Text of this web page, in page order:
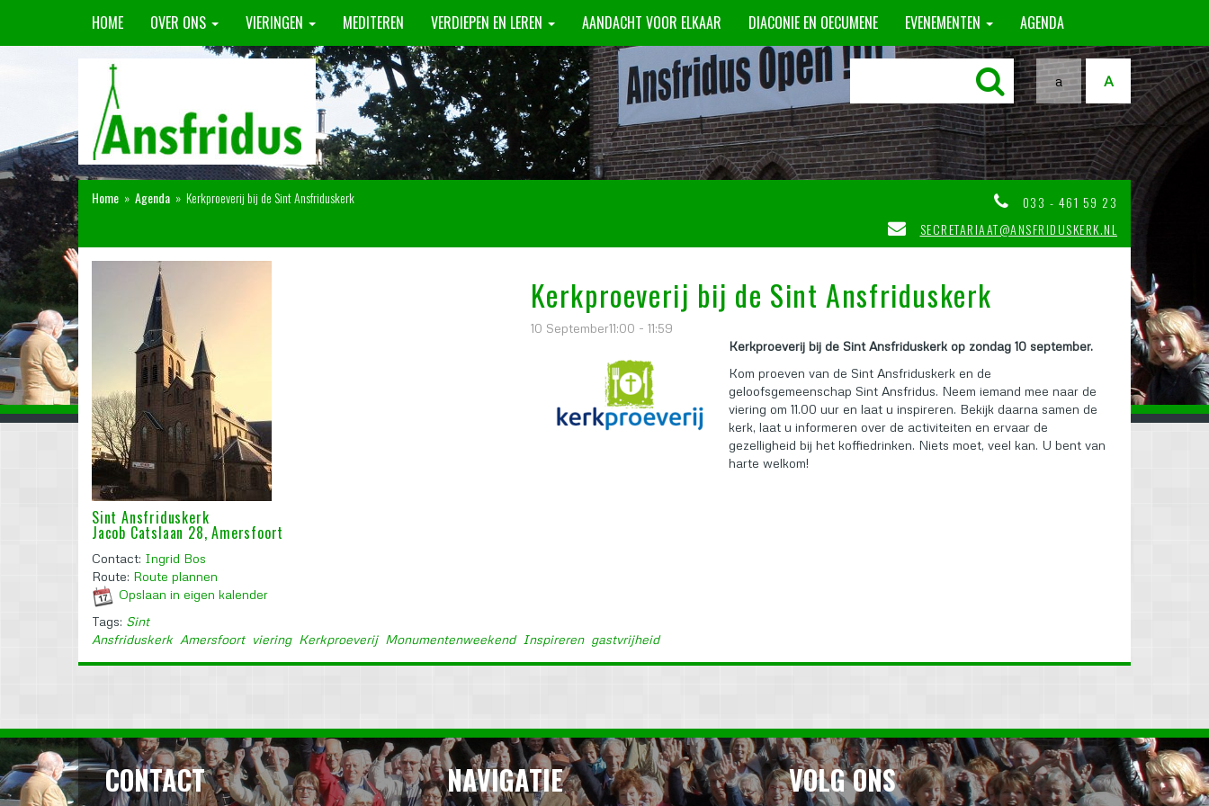
HOME OVER ONS VIERINGEN MEDITEREN VERDIEPEN EN LEREN AANDACHT VOOR ELKAAR DIACONIE EN OECUMENE EVENEMENTEN AGENDA
a A
Home » Agenda » Kerkproeverij bij de Sint Ansfriduskerk
033 - 461 59 23
SECRETARIAAT@ANSFRIDUSKERK.NL
Sint Ansfriduskerk
Jacob Catslaan 28, Amersfoort
Contact: Ingrid Bos
Route: Route plannen
Opslaan in eigen kalender
Tags: Sint
Ansfriduskerk Amersfoort viering Kerkproeverij Monumentenweekend Inspireren gastvrijheid
Kerkproeverij bij de Sint Ansfriduskerk
10 September11:00 - 11:59
Kerkproeverij bij de Sint Ansfriduskerk op zondag 10 september.
Kom proeven van de Sint Ansfriduskerk en de
geloofsgemeenschap Sint Ansfridus. Neem iemand mee naar de
viering om 11.00 uur en laat u inspireren. Bekijk daarna samen de
kerk, laat u informeren over de activiteiten en ervaar de
gezelligheid bij het koffiedrinken. Niets moet, veel kan. U bent van
harte welkom!
CONTACT NAVIGATIE VOLG ONS